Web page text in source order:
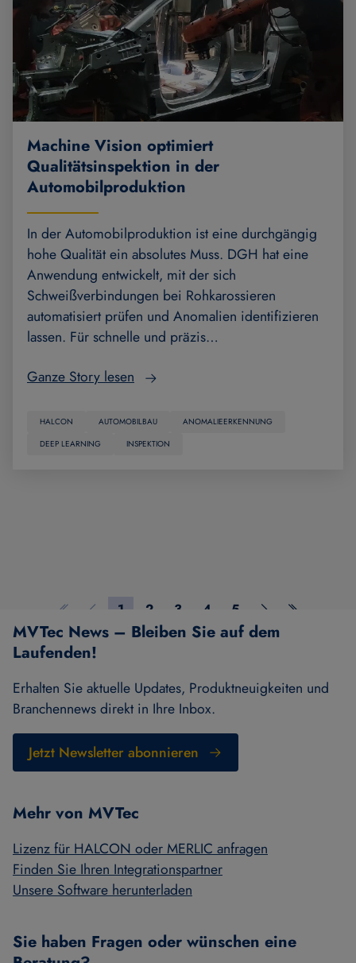
Machine Vision optimiert
Qualitätsinspektion in der
Automobilproduktion
In der Automobilproduktion ist eine durchgängig
hohe Qualität ein absolutes Muss. DGH hat eine
Anwendung entwickelt, mit der sich
Schweißverbindungen bei Rohkarossieren
automatisiert prüfen und Anomalien identifizieren
lassen. Für schnelle und präzis…
Ganze Story lesen
HALCON AUTOMOBILBAU
ANOMALIEERKENNUNG
DEEP LEARNING
INSPEKTION
Erste Seite
Vorherige Seite
Seite 1
1 Seite 2
2 Seite 3
3 Seite 4
4 Seite 5
5 Nächste Seite
Letzte
MVTec News – Bleiben Sie auf dem
Laufenden!
Erhalten Sie aktuelle Updates, Produktneuigkeiten und
Branchennews direkt in Ihre Inbox.
Jetzt Newsletter abonnieren
Mehr von MVTec
Lizenz für HALCON oder MERLIC anfragen
Finden Sie Ihren Integrationspartner
Unsere Software herunterladen
Sie haben Fragen oder wünschen eine